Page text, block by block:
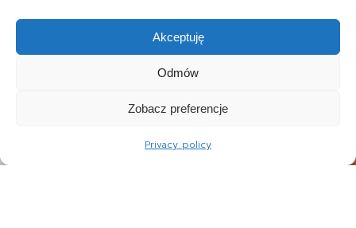
Akceptuję
Odmów
Zobacz preferencje
Privacy policy